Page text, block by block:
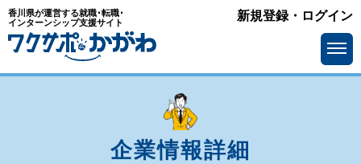
香川県が運営する就職･転職･
インターンシップ支援サイト
新規登録・ログイン
企業情報詳細
業種を選ぶ
メーカー